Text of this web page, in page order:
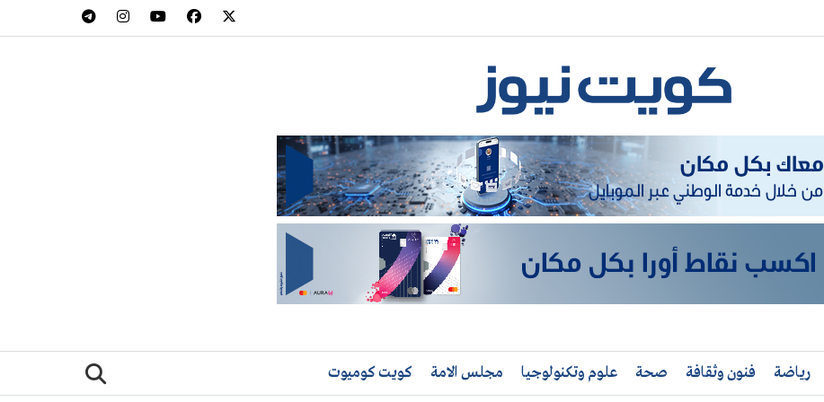
رياضة فنون وثقافة صحة علوم وتكنولوجيا مجلس الامة كويت كوميوت